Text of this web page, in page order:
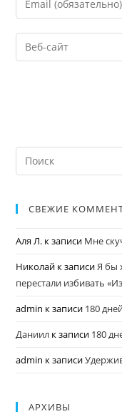
СВЕЖИЕ
Аля Л. к записи Мне
Николай к записиЯ бы
перестали избивать
admin к записи 180
Даниил к записи 180
admin к записи
АРХИВЫ